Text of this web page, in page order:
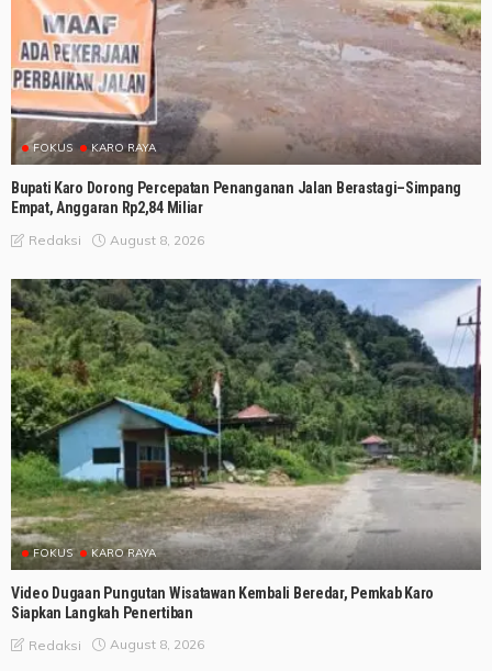
FOKUS KARO RAYA
Bupati Karo Dorong Percepatan Penanganan Jalan Berastagi–Simpang
Empat, Anggaran Rp2,84 Miliar
Redaksi August 8, 2026
FOKUS KARO RAYA
Video Dugaan Pungutan Wisatawan Kembali Beredar, Pemkab Karo
Siapkan Langkah Penertiban
Redaksi August 8, 2026